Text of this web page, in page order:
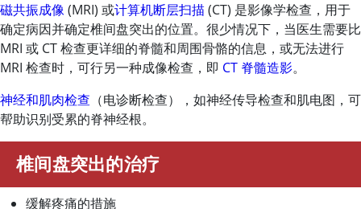
磁共振成像(MRI) 或计算机断层扫描 (CT) 是影像学检查，用于
确定病因并确定椎间盘突出的位置。很少情况下，当医生需要比
MRI 或 CT 检查更详细的脊髓和周围骨骼的信息，或无法进行
MRI 检查时，可行另一种成像检查，即 CT 脊髓造影。
神经和肌肉检查 （电诊断检查），如神经传导检查和肌电图，可
帮助识别受累的脊神经根。
椎间盘突出的治疗
缓解疼痛的措施